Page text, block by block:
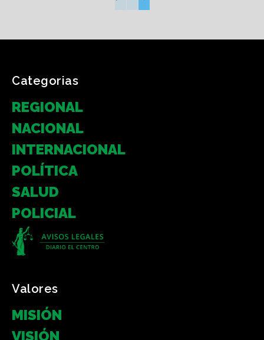
Categorias
REGIONAL
NACIONAL
INTERNACIONAL
POLÍTICA
SALUD
POLICIAL
Valores
MISIÓN
VISIÓN